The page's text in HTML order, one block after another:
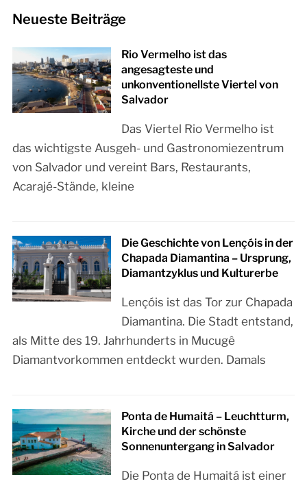
Neueste Beiträge
Rio Vermelho ist das
angesagteste und
unkonventionellste Viertel von
Salvador
Das Viertel Rio Vermelho ist
das wichtigste Ausgeh- und Gastronomiezentrum
von Salvador und vereint Bars, Restaurants,
Acarajé-Stände, kleine
Die Geschichte von Lençóis in der
Chapada Diamantina – Ursprung,
Diamantzyklus und Kulturerbe
Lençóis ist das Tor zur Chapada
Diamantina. Die Stadt entstand,
als Mitte des 19. Jahrhunderts in Mucugê
Diamantvorkommen entdeckt wurden. Damals
Ponta de Humaitá – Leuchtturm,
Kirche und der schönste
Sonnenuntergang in Salvador
Die Ponta de Humaitá ist einer